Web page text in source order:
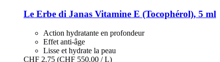
Le Erbe di Janas Vitamine E (Tocophérol), 5 ml
Action hydratante en profondeur
Effet anti-âge
Lisse et hydrate la peau
CHF 2.75 (CHF 550.00 / L)